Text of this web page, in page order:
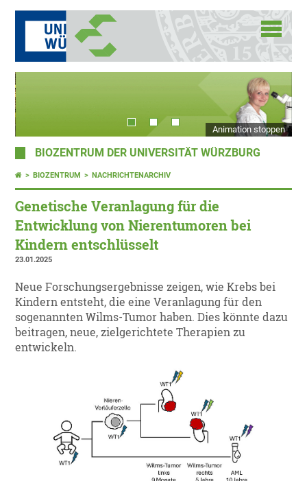
Animation stoppen
BIOZENTRUM DER UNIVERSITÄT WÜRZBURG
BIOZENTRUM NACHRICHTENARCHIV
Genetische Veranlagung für die
Entwicklung von Nierentumoren bei
Kindern entschlüsselt
23.01.2025
Neue Forschungsergebnisse zeigen, wie Krebs bei
Kindern entsteht, die eine Veranlagung für den
sogenannten Wilms-Tumor haben. Dies könnte dazu
beitragen, neue, zielgerichtete Therapien zu
entwickeln.